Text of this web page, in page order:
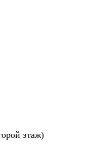
этаж)